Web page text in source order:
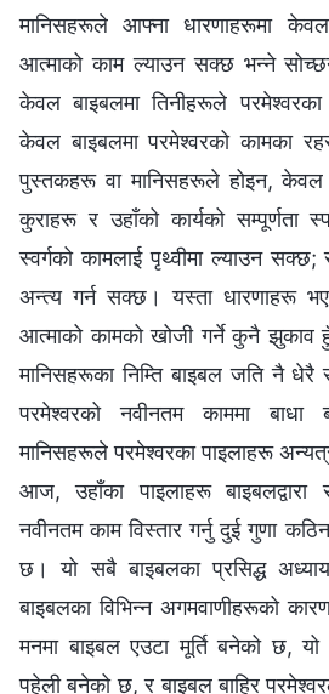
मानिसहरूले आफ्ना धारणाहरूमा
आत्माको काम ल्याउन सक्छ भन्ने
केवल बाइबलमा तिनीहरूले
केवल बाइबलमा परमेश्‍वरको कामका
पुस्तकहरू वा मानिसहरूले होइन, केवल
कुराहरू र उहाँको कार्यको सम्पूर्णता
स्वर्गको कामलाई पृथ्वीमा ल्याउन
अन्त्य गर्न सक्छ। यस्ता धारणाहरू
आत्माको कामको खोजी गर्ने कुनै झुकाव
मानिसहरूका निम्ति बाइबल जति नै धेरै
परमेश्‍वरको नवीनतम काममा बाधा
मानिसहरूले परमेश्‍वरका पाइलाहरू
आज, उहाँका पाइलाहरू
नवीनतम काम विस्तार गर्नु दुई गुणा
छ। यो सबै बाइबलका प्रसिद्ध
बाइबलका विभिन्न अगमवाणीहरूको
मनमा बाइबल एउटा मूर्ति बनेको छ, यो
पहेली बनेको छ, र बाइबल बाहिर